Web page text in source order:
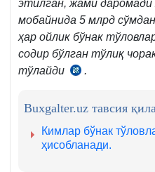
қ.
этилган, жами
мобайнида 5 млрд
ҳар ойлик бўнак
содир бўлган тўлиқ
тўлайди
СК
м.
қ.
.
Buxgalter.uz тавсия
Кимлар бўнак
ҳисобланади.